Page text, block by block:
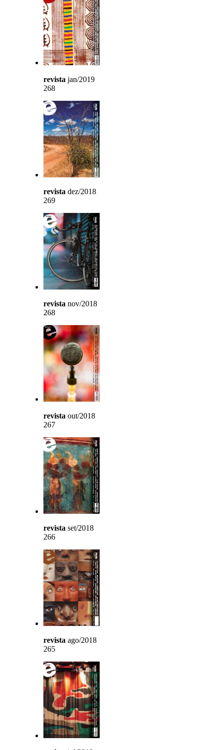
revista jan/2019
268
revista dez/2018
269
revista nov/2018
268
revista out/2018
267
revista set/2018
266
revista ago/2018
265